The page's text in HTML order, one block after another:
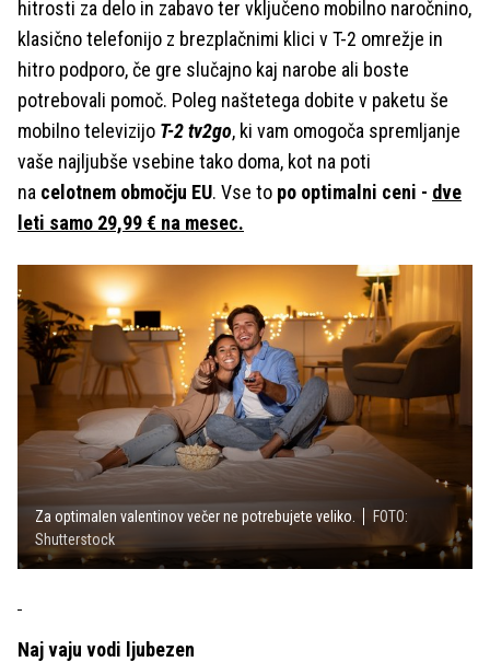
hitrosti za delo in zabavo ter vključeno mobilno naročnino,
klasično telefonijo z brezplačnimi klici v T-2 omrežje in
hitro podporo, če gre slučajno kaj narobe ali boste
potrebovali pomoč. Poleg naštetega dobite v paketu še
mobilno televizijo T-2 tv2go, ki vam omogoča spremljanje
vaše najljubše vsebine tako doma, kot na poti
na celotnem območju EU. Vse to po optimalni ceni - dve
leti samo 29,99 € na mesec.
Za optimalen valentinov večer ne potrebujete veliko.
FOTO:
Shutterstock
Naj vaju vodi ljubezen